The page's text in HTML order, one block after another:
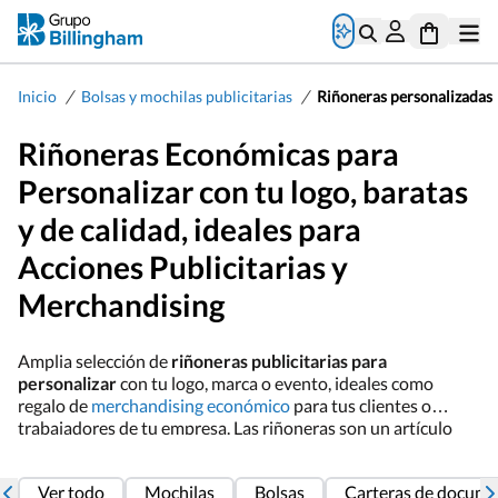
Inicio / Bolsas y mochilas publicitarias / Riñoneras personalizadas
Riñoneras Económicas para
Personalizar con tu logo, baratas
y de calidad, ideales para
Acciones Publicitarias y
Merchandising
Amplia selección de riñoneras publicitarias para
personalizarcon tu logo, marca o evento, ideales como
regalo de merchandising económico para tus clientes o
trabajadores de tu empresa. Las riñoneras son un artículo
tanto para llevar objetos personales de una forma cómoda
Ver todo Mochilas Bolsas Carteras de